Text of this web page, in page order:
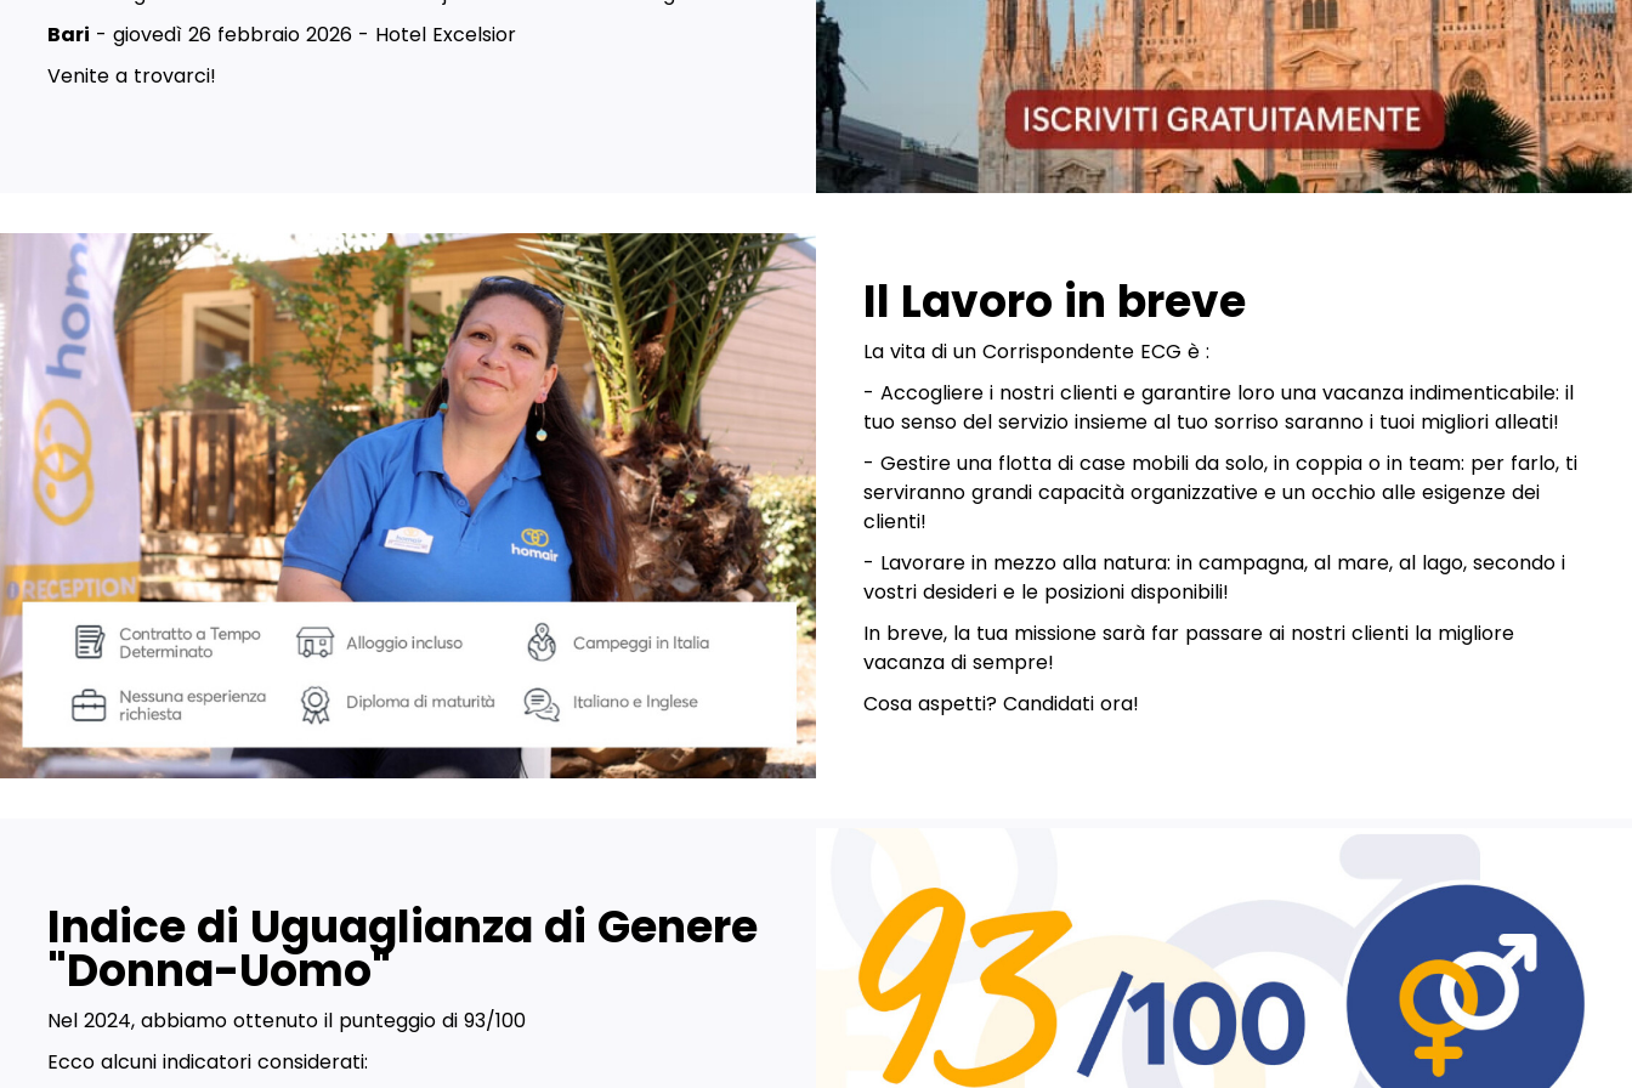
Bari - giovedì 26 febbraio 2026 - Hotel Excelsior
Venite a trovarci!
Il Lavoro in breve
La vita di un Corrispondente ECG è :
- Accogliere i nostri clienti e garantire loro una vacanza indimenticabile: il
tuo senso del servizio insieme al tuo sorriso saranno i tuoi migliori alleati!
- Gestire una flotta di case mobili da solo, in coppia o in team: per farlo, ti
serviranno grandi capacità organizzative e un occhio alle esigenze dei
clienti!
- Lavorare in mezzo alla natura: in campagna, al mare, al lago, secondo i
vostri desideri e le posizioni disponibili!
In breve, la tua missione sarà far passare ai nostri clienti la migliore
vacanza di sempre!
Cosa aspetti? Candidati ora!
Indice di Uguaglianza di Genere
"Donna-Uomo"
Nel 2024, abbiamo ottenuto il punteggio di 93/100
Ecco alcuni indicatori considerati: